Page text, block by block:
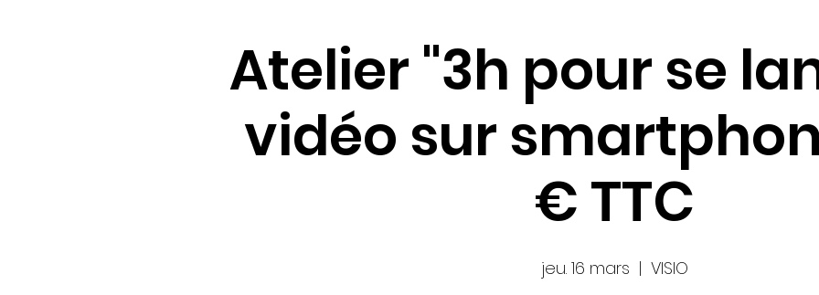
Atelier "3h pour se
vidéo sur
€ TTC
jeu. 16 mars
  |
VISIO